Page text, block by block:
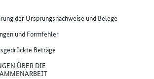
der Ursprungsnachweise und Belege
und Formfehler
Beträge
ÜBER DIE